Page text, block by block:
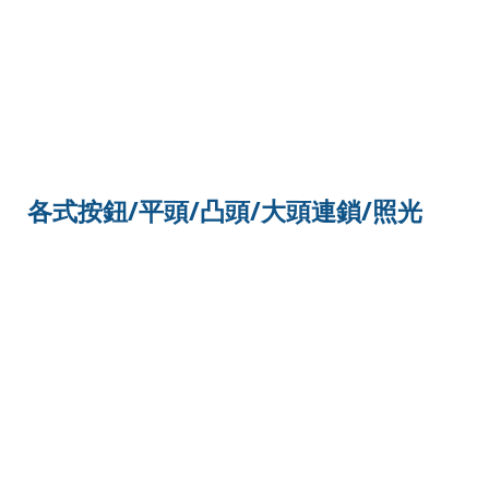
各式按鈕/平頭/凸頭/大頭連鎖/照光